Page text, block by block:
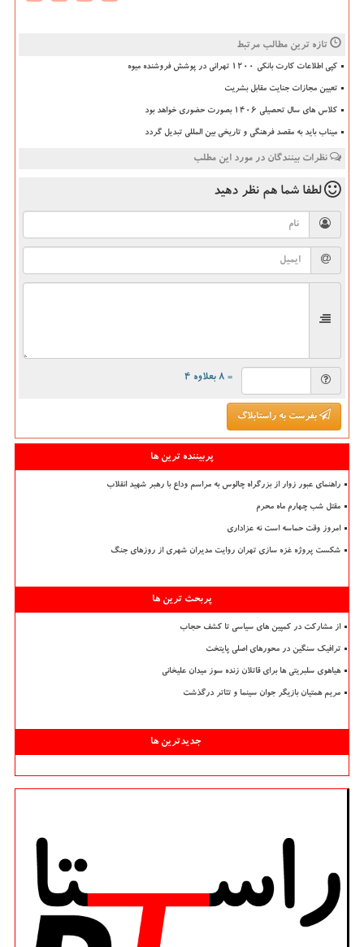
تازه ترین مطالب مرتبط
کپی اطلاعات کارت بانکی ۱۲۰۰ تهرانی در پوشش فروشنده میوه
تعیین مجازات جنایت مقابل بشریت
کلاس های سال تحصیلی ۱۴۰۶ بصورت حضوری خواهد بود
میناب باید به مقصد فرهنگی و تاریخی بین المللی تبدیل گردد
نظرات بینندگان در مورد این مطلب
لطفا شما هم نظر دهید
= ۸ بعلاوه ۴
بفرست به راستابلاگ
پربیننده ترین ها
راهنمای عبور زوار از بزرگراه چالوس به مراسم وداع با رهبر شهید انقلاب
مقتل شب چهارم ماه محرم
امروز وقت حماسه است نه عزاداری
شکست پروژه غزه سازی تهران روایت مدیران شهری از روزهای جنگ
پربحث ترین ها
از مشارکت در کمپین های سیاسی تا کشف حجاب
ترافیک سنگین در محورهای اصلی پایتخت
هیاهوی سلبریتی ها برای قاتلان زنده سوز میدان علیخانی
مریم همتیان بازیگر جوان سینما و تئاتر درگذشت
جدیدترین ها